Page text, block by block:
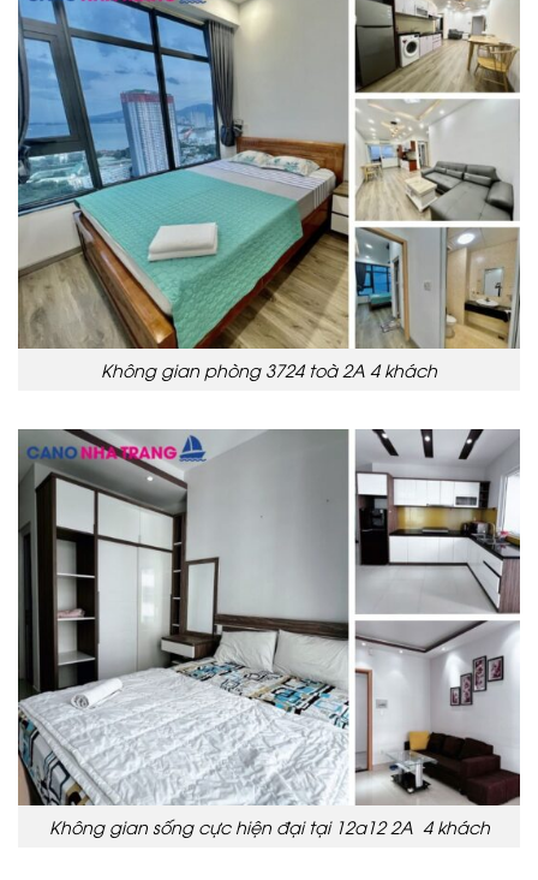
Không gian phòng 3724 toà 2A 4 khách
Không gian sống cực hiện đại tại 12a12 2A 4 khách